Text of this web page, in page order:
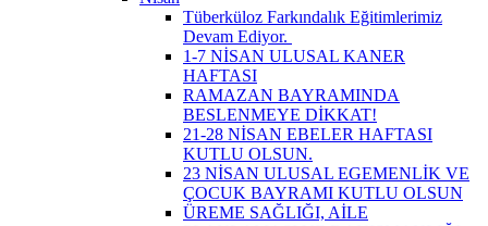
Tüberküloz Farkındalık Eğitimlerimiz
Devam Ediyor. ​
1-7 NİSAN ULUSAL KANER
HAFTASI
RAMAZAN BAYRAMINDA
BESLENMEYE DİKKAT!
21-28 NİSAN EBELER HAFTASI
KUTLU OLSUN.
23 NİSAN ULUSAL EGEMENLİK VE
ÇOCUK BAYRAMI KUTLU OLSUN
ÜREME SAĞLIĞI, AİLE